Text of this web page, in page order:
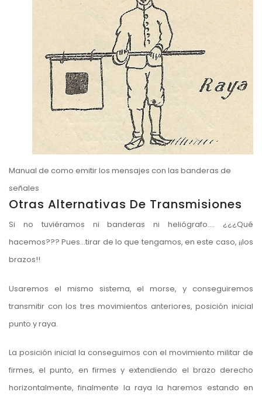
Manual de como emitir los mensajes con las banderas de
señales
Otras Alternativas De Transmisiones
Si no tuviéramos ni banderas ni heliógrafo…. ¿¿¿Qué
hacemos??? Pues…tirar de lo que tengamos, en este caso, ¡¡los
brazos!!
Usaremos el mismo sistema, el morse, y conseguiremos
transmitir con los tres movimientos anteriores, posición inicial
punto y raya.
La posición inicial la conseguimos con el movimiento militar de
firmes, el punto, en firmes y extendiendo el brazo derecho
horizontalmente, finalmente la raya la haremos estando en